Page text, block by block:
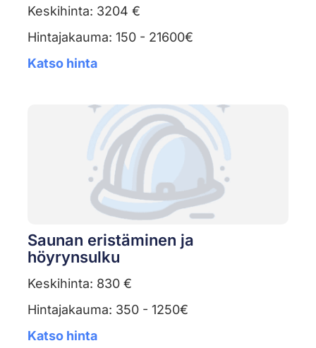
Keskihinta: 3204 €
Hintajakauma: 150 - 21600€
Katso hinta
Saunan eristäminen ja
höyrynsulku
Keskihinta: 830 €
Hintajakauma: 350 - 1250€
Katso hinta